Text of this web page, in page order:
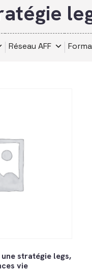
Réseau AFF
stratégie legs,
vie